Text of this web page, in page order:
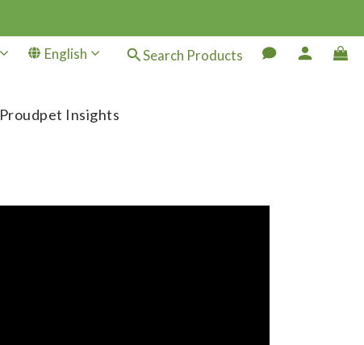
English Search Products
Proudpet Insights